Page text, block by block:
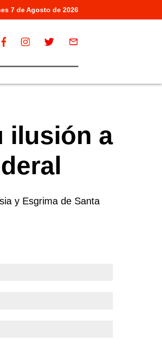
7 deAgosto de 2026
ilusión a
y Esgrima de Santa